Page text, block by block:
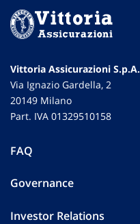
Vittoria Assicurazioni S.p.A.
Via Ignazio Gardella, 2
20149 Milano
Part. IVA 01329510158
FAQ
Governance
Investor Relations